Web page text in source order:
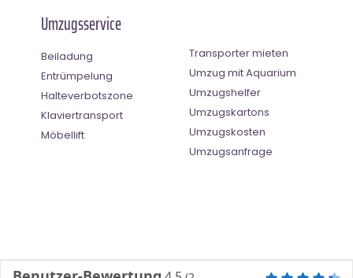
Umzugsservice
Beiladung
Entrümpelung
Halteverbotszone
Klaviertransport
Möbellift
Transporter mieten
Umzug mit Aquarium
Umzugshelfer
Umzugskartons
Umzugskosten
Umzugsanfrage